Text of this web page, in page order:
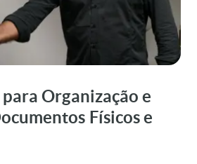
Organização e
Físicos e